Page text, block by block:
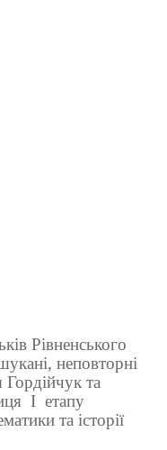
Рівненського
неповторні
Гордійчук та
І етапу
та історії